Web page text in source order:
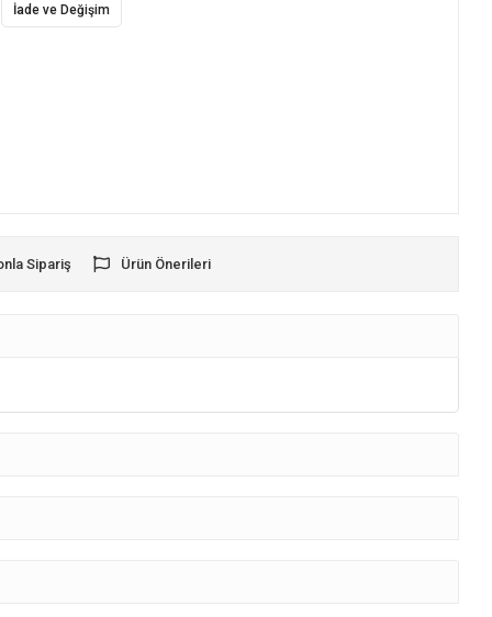
İade ve Değişim
Sipariş Ürün Önerileri